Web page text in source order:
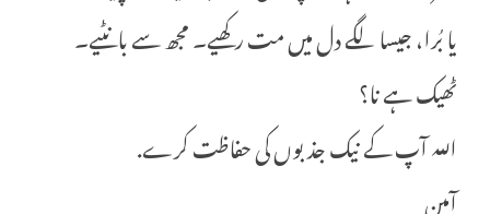
یا بُرا، جیسا لگے دل میں مت رکھیے۔ مجھ سے بانٹیے۔
ٹھیک ہے نا؟
اللہ آپ کے نیک جذبوں کی حفاظت کرے.
آمین